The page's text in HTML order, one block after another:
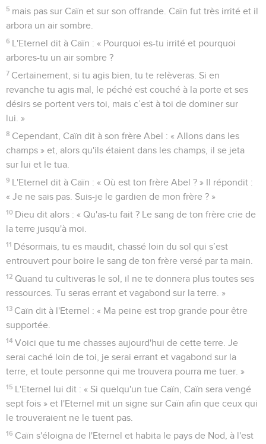
5 mais pas sur Caïn et sur son offrande. Caïn fut très irrité et il
arbora un air sombre.
6 L'Eternel dit à Caïn : « Pourquoi es-tu irrité et pourquoi
arbores-tu un air sombre ?
7 Certainement, si tu agis bien, tu te relèveras. Si en
revanche tu agis mal, le péché est couché à la porte et ses
désirs se portent vers toi, mais c’est à toi de dominer sur
lui. »
8 Cependant, Caïn dit à son frère Abel : « Allons dans les
champs » et, alors qu'ils étaient dans les champs, il se jeta
sur lui et le tua.
9 L'Eternel dit à Caïn : « Où est ton frère Abel ? » Il répondit :
« Je ne sais pas. Suis-je le gardien de mon frère ? »
10 Dieu dit alors : « Qu'as-tu fait ? Le sang de ton frère crie de
la terre jusqu'à moi.
11 Désormais, tu es maudit, chassé loin du sol qui s’est
entrouvert pour boire le sang de ton frère versé par ta main.
12 Quand tu cultiveras le sol, il ne te donnera plus toutes ses
ressources. Tu seras errant et vagabond sur la terre. »
13 Caïn dit à l'Eternel : « Ma peine est trop grande pour être
supportée.
14 Voici que tu me chasses aujourd'hui de cette terre. Je
serai caché loin de toi, je serai errant et vagabond sur la
terre, et toute personne qui me trouvera pourra me tuer. »
15 L'Eternel lui dit : « Si quelqu'un tue Caïn, Caïn sera vengé
sept fois » et l'Eternel mit un signe sur Caïn afin que ceux qui
le trouveraient ne le tuent pas.
16 Caïn s'éloigna de l'Eternel et habita le pays de Nod, à l'est